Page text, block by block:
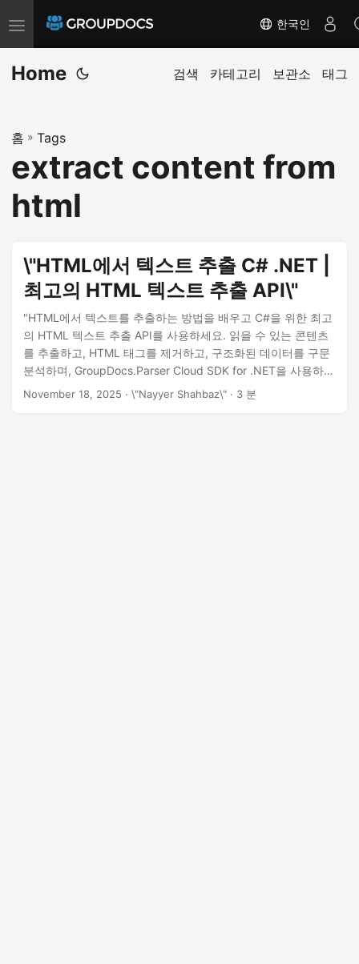
T
o
g
e
n
a
v
한국인
Home 검색 카테고리 보관소 태그
홈 » Tags
extract content from
html
\"HTML에서 텍스트 추출 C# .NET |
최고의 HTML 텍스트 추출 API\"
"HTML에서 텍스트를 추출하는 방법을 배우고 C#을 위한 최고
의 HTML 텍스트 추출 API를 사용하세요. 읽을 수 있는 콘텐츠
를 추출하고, HTML 태그를 제거하고, 구조화된 데이터를 구문
분석하며, GroupDocs.Parser Cloud SDK for .NET을 사용하여
콘텐츠 처리를 자동화하세요."
November 18, 2025 · \"Nayyer Shahbaz\" · 3 분